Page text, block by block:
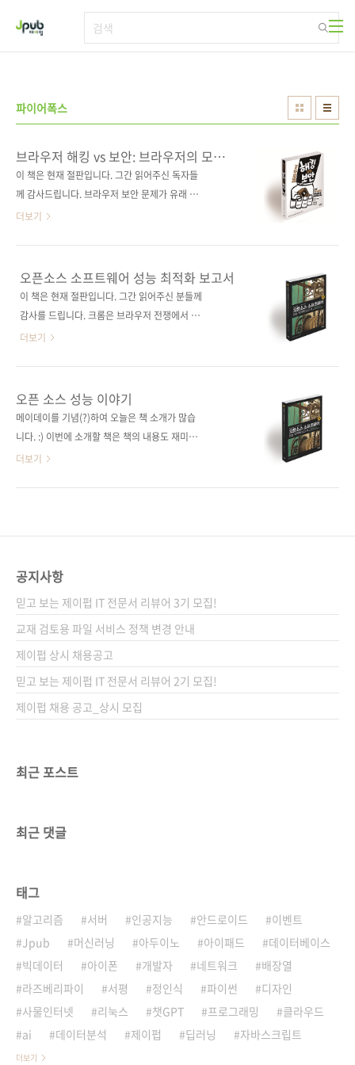
파이어폭스
브라우저 해킹 vs 보안: 브라우저의 모든
취약점을 파헤치다
이 책은 현재 절판입니다. 그간 읽어주신 독자들
께 감사드립니다. 브라우저 보안 문제가 유래 없
이 심각한 지금, 여러분의 브라우저는 안전한가
Browser Hacker’s Handbook(ISBN:
9781118662090)지은이 웨이드 알콘, 크리스
티앙 프리쇼, 미켈레 오루 옮긴이 류광출판일
변형(188*245*36)제 본 무선(soft cover)정
가 38,000원ISBN 979-11-85890-05-0
롬 / 파이어폭스 / JavaScript / SOP / 웹 애플
리케이션 / BeEF / Metas..
더보기
오픈소스 소프트웨어 성능 최적화 보고서
이 책은 현재 절판입니다. 그간 읽어주신 분들께
감사를 드립니다. 크롬은 브라우저 전쟁에서 어
떻게 살아남았을까? 크롬뿐만이 아니다. 여러 오
있다! 15,000원 특별보급가로 판매합니다! 출판
사 제이펍 원출판사 aosabook.org 원서명 The
Performance of Open Source
은이 테이비시 암스트롱(Tavish Armstrong)
옮긴이 류광 출판일 2014년 5월 21일 페이지
더보기
오픈 소스 성능 이야기
메이데이를 기념(?)하여 오늘은 책 소개가 많습
니다. :) 이번에 소개할 책은 책의 내용도 재미있
을 뿐더러 의미도 있는 책이라 책 소개가 더 신나
하고 있습니다. 그들이 범했던 수많은 시행착오
에게 멋진 읽을거리를 제공할 겁니다. 이번 책은
이전에 먼저 출간되었던 《The Architecture
of Open Source Applications Vol 1, Vol2》
의 연장선상에 있는 책인데, 책 제목에서도 알 수
있듯이..
더보기
공지사항
믿고 보는 제이펍 IT 전문서 리뷰어 3기 모집!
교재 검토용 파일 서비스 정책 변경 안내
제이펍 상시 채용공고
믿고 보는 제이펍 IT 전문서 리뷰어 2기 모집!
제이펍 채용 공고_상시 모집
최근 포스트
최근 댓글
태그
알고리즘 서버 인공지능 안드로이드
이벤트
Jpub
머신러닝 아두이노 아이패드
데이터베이스
빅데이터
아이폰 개발자 네트워크
배장열
라즈베리파이
서평 정인식 파이썬
디자인
사물인터넷
리눅스 챗GPT 프로그래밍
클라우드
ai
데이터분석 제이펍 딥러닝 자바스크립트
더보기